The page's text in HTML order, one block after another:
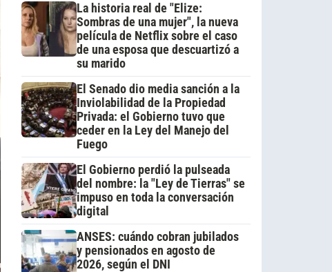
La historia real de "Elize:
Sombras de una mujer", la nueva
película de Netflix sobre el caso
de una esposa que descuartizó a
su marido
El Senado dio media sanción a la
Inviolabilidad de la Propiedad
Privada: el Gobierno tuvo que
ceder en la Ley del Manejo del
Fuego
El Gobierno perdió la pulseada
del nombre: la "Ley de Tierras" se
impuso en toda la conversación
digital
ANSES: cuándo cobran jubilados
y pensionados en agosto de
2026, según el DNI